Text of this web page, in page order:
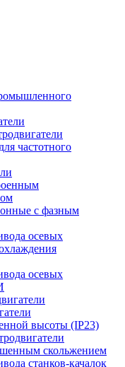
частотного
с фазным
осевых
осевых
высоты (IP23)
скольжением
станков-качалок